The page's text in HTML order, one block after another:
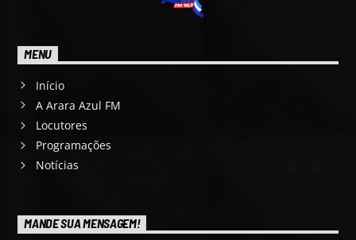
MENU
Início
A Arara Azul FM
Locutores
Programações
Notícias
MANDE SUA MENSAGEM!